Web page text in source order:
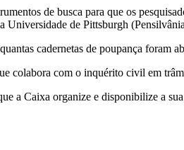
de busca para que os
Universidade de Pittsburgh
cadernetas de poupança foram
colabora com o inquérito civil em
a Caixa organize e disponibilize a